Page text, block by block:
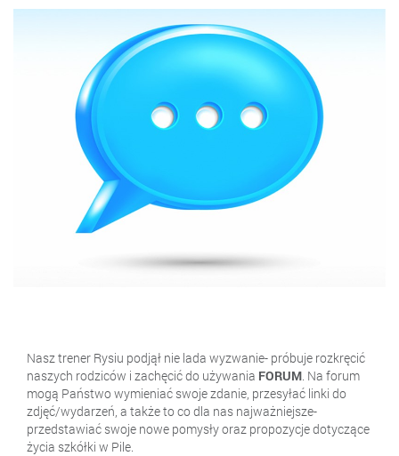
Nasz trener Rysiu podjął nie lada wyzwanie- próbuje rozkręcić
naszych rodziców i zachęcić do używania FORUM. Na forum
mogą Państwo wymieniać swoje zdanie, przesyłać linki do
zdjęć/wydarzeń, a także to co dla nas najważniejsze-
przedstawiać swoje nowe pomysły oraz propozycje dotyczące
życia szkółki w Pile.